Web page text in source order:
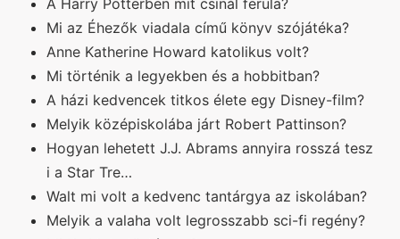
A Harry Potterben mit csinál ferula?
Mi az Éhezők viadala című könyv szójátéka?
Anne Katherine Howard katolikus volt?
Mi történik a legyekben és a hobbitban?
A házi kedvencek titkos élete egy Disney-film?
Melyik középiskolába járt Robert Pattinson?
Hogyan lehetett J.J. Abrams annyira rosszá tesz
i a Star Tre…
Walt mi volt a kedvenc tantárgya az iskolában?
Melyik a valaha volt legrosszabb sci-fi regény?